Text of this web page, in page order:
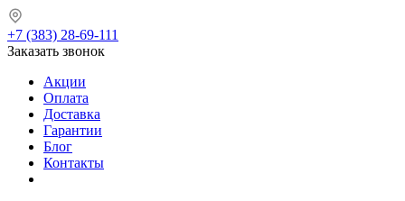
+7 (383) 28-69-111
Заказать звонок
Акции
Оплата
Доставка
Гарантии
Блог
Контакты